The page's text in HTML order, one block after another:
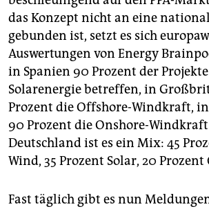
das Konzept nicht an eine
gebunden ist, setzt es sich
Auswertungen von Energy
in Spanien 90 Prozent der
Solarenergie betreffen, in
Prozent die Offshore-Windkraft,
90 Prozent die Onshore-
Deutschland ist es ein Mix: 45
Wind, 35 Prozent Solar, 20
Fast täglich gibt es nun